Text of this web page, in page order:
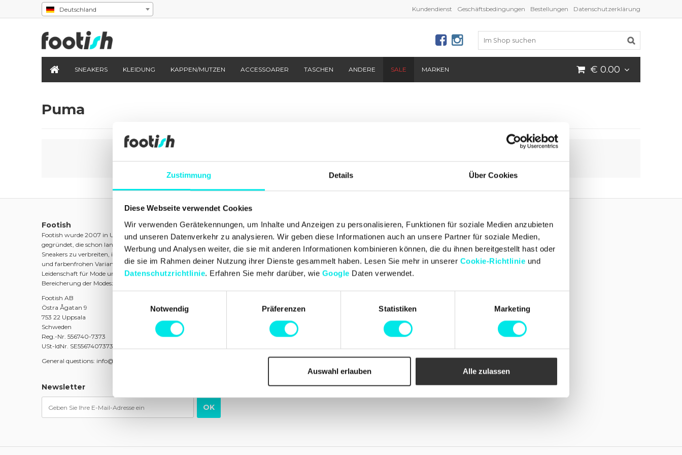
Zustimmung Details Über Cookies
Diese Webseite verwendet Cookies
Wir verwenden Gerätekennungen, um Inhalte und Anzeigen zu personalisieren, Funktionen für soziale Medien anzubieten
und unseren Datenverkehr zu analysieren. Wir geben diese Informationen auch an unsere Partner für soziale Medien,
Werbung und Analysen weiter, die sie mit anderen Informationen kombinieren können, die du ihnen bereitgestellt hast oder
die sie im Rahmen deiner Nutzung ihrer Dienste gesammelt haben. Lesen Sie mehr in unserer Cookie-Richtlinie und
Datenschutzrichtlinie. Erfahren Sie mehr darüber, wie Google Daten verwendet.
Notwendig
Präferenzen Statistiken Marketing
Auswahl erlauben Alle zulassen
Deutschland Kundendienst Geschäftsbedingungen Bestellungen Datenschutzerklärung
SNEAKERS KLEIDUNG KAPPEN/MUTZEN ACCESSOARER TASCHEN ANDERE SALE MARKEN € 0.00
Puma
Footish
Footish wurde 2007 in Uppsala von den Jugendfreunden Martin und Johan
gegründet, die schon lange Sneakers sammelten. Das Ziel war es, die Begeisterung für
Sneakers zu verbreiten, indem eine Mischung aus klassischen Modellen, einzigartigen
und farbenfrohen Varianten sowie limitierten Ausgaben angeboten wurde. Mit einer
Leidenschaft für Mode und Kultur wurde Footish schnell zu einer geschätzten
Bereicherung der Modeszene in Uppsala.
Footish AB
Östra Ågatan 9
753 22 Uppsala
Schweden
Reg.-Nr. 556740-7373
USt-IdNr. SE556740737301
General questions: info@footish.se
Info
Kundendienst
Lieferungen
Umtausch und Rücksendung
Beschwerden
Geschäftsbedingungen
Bestellungen
Folgen Sie uns!
Facebook
Instagram
Newsletter
OK